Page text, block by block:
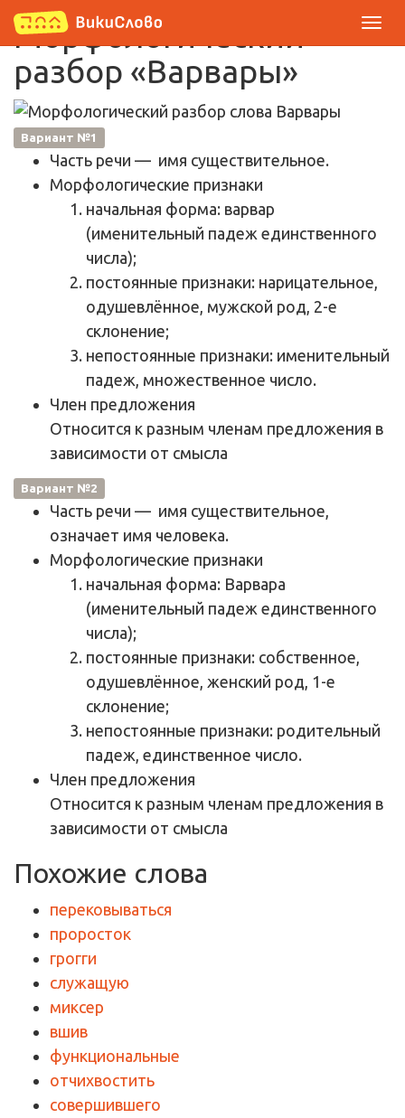
Морфологический
разбор «Варвары»
Вариант №1
Часть речи — имя существительное.
Морфологические признаки
начальная форма: варвар
(именительный падеж единственного
числа);
постоянные признаки: нарицательное,
одушевлённое, мужской род, 2-е
склонение;
непостоянные признаки: именительный
падеж, множественное число.
Член предложения
Относится к разным членам предложения в
зависимости от смысла
Вариант №2
Часть речи — имя существительное,
означает имя человека.
Морфологические признаки
начальная форма: Варвара
(именительный падеж единственного
числа);
постоянные признаки: собственное,
одушевлённое, женский род, 1-е
склонение;
непостоянные признаки: родительный
падеж, единственное число.
Член предложения
Относится к разным членам предложения в
зависимости от смысла
Похожие слова
перековываться
проросток
грогги
служащую
миксер
вшив
функциональные
отчихвостить
совершившего